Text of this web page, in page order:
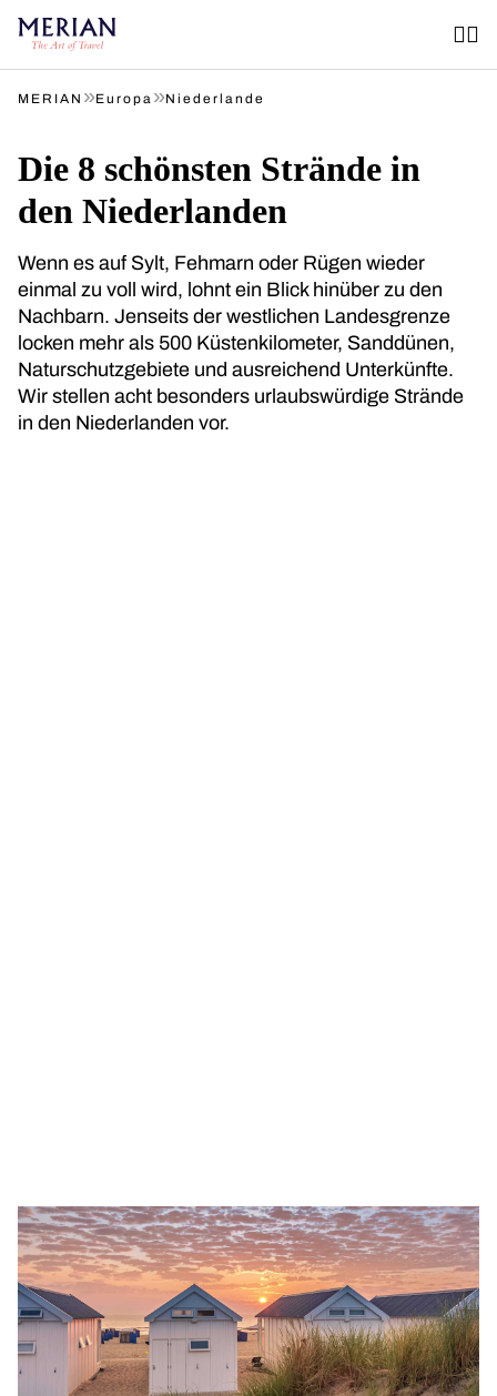
MERIAN »Europa »Niederlande
Die 8 schönsten Strände in
den Niederlanden
Wenn es auf Sylt, Fehmarn oder Rügen wieder
einmal zu voll wird, lohnt ein Blick hinüber zu den
Nachbarn. Jenseits der westlichen Landesgrenze
locken mehr als 500 Küstenkilometer, Sanddünen,
Naturschutzgebiete und ausreichend Unterkünfte.
Wir stellen acht besonders urlaubswürdige Strände
in den Niederlanden vor.